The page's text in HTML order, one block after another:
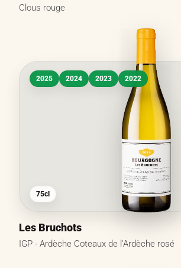
Clous rouge
2025 2024 2023 2022
75cl
Les Bruchots
IGP - Ardèche Coteaux de l'Ardèche rosé